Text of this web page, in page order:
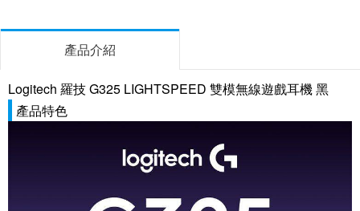
產品介紹
Logitech 羅技 G325 LIGHTSPEED 雙模無線遊戲耳機 黑
產品特色